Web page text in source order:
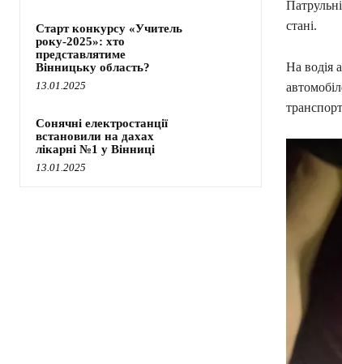
Старт конкурсу «Учитель
року-2025»: хто
представлятиме
Вінницьку область?
13.01.2025
Сонячні електростанції
встановили на дахах
лікарні №1 у Вінниці
13.01.2025
стані.
На водія